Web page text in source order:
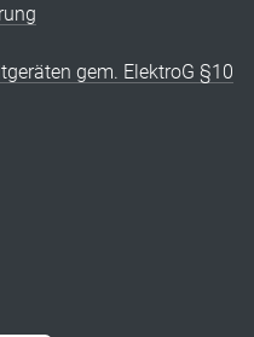
gem. ElektroG §10